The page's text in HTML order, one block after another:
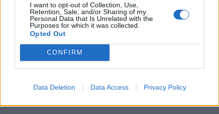
I want to opt-out of Collection, Use,
Retention, Sale, and/or Sharing of my
Personal Data that Is Unrelated with the
Purposes for which it was collected.
Opted Out
CONFIRM
Data Deletion Data Access Privacy Policy